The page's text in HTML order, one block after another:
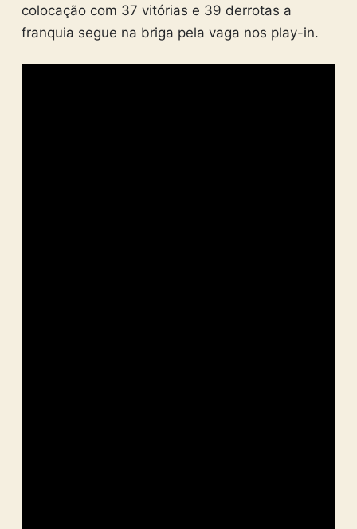
colocação com 37 vitórias e 39 derrotas a
franquia segue na briga pela vaga nos play-in.